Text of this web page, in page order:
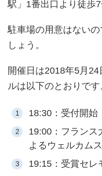
駅」1番出口より徒歩7
駐車場の用意はない
しょう。
開催日は2018年5月
ルは以下のとおりです
18:30：受付開始
19:00：フランス
よるウェルカム
19:15：受賞セレ